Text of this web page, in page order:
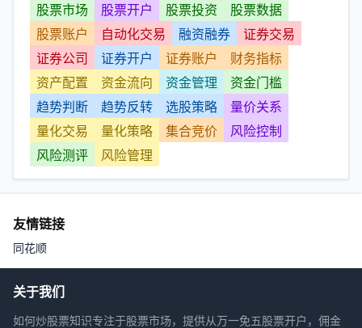
股票市场
股票开户 股票投资
股票数据
股票账户
自动化交易 融资融券
证券交易
证券公司
证券开户 证券账户
财务指标
资产配置
资金流向 资金管理
资金门槛
趋势判断
趋势反转 选股策略
量价关系
量化交易
量化策略 集合竞价
风险控制
风险测评
风险管理
友情链接
同花顺
关于我们
如何炒股票知识专注于股票市场，提供从万一免五股票开户，佣金